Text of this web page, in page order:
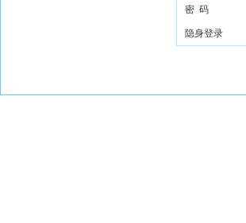
密 码
隐身登录